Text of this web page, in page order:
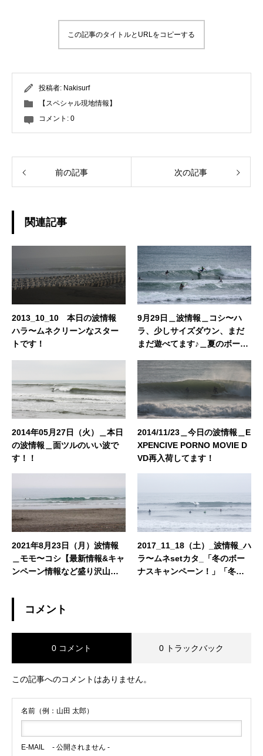
この記事のタイトルとURLをコピーする
投稿者: Nakisurf
【スペシャル現地情報】
コメント: 0
前の記事 次の記事
関連記事
2013_10_10 本日の波情報
ハラ〜ムネクリーンなスター
トです！
9月29日＿波情報＿コシ〜ハ
ラ、少しサイズダウン、まだ
まだ遊べてます♪＿夏のボーナ
2014年05月27日（火）＿本日
の波情報＿面ツルのいい波で
す！！
2014/11/23＿今日の波情報＿E
XPENCIVE PORNO MOVIE D
VD再入荷してます！
2021年8月23日（月）波情報
＿モモ〜コシ【最新情報&キャ
ンペーン情報など盛り沢山
2017_11_18（土）_波情報_ハ
ラ〜ムネsetカタ_「冬のボー
ナスキャンペーン！」「冬の
コメント
0 コメント 0 トラックバック
この記事へのコメントはありません。
名前（例：山田 太郎）
E-MAIL - 公開されません -